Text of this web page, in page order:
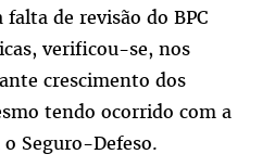
de revisão do BPC
verificou-se, nos
crescimento dos
tendo ocorrido com a
Seguro-Defeso.